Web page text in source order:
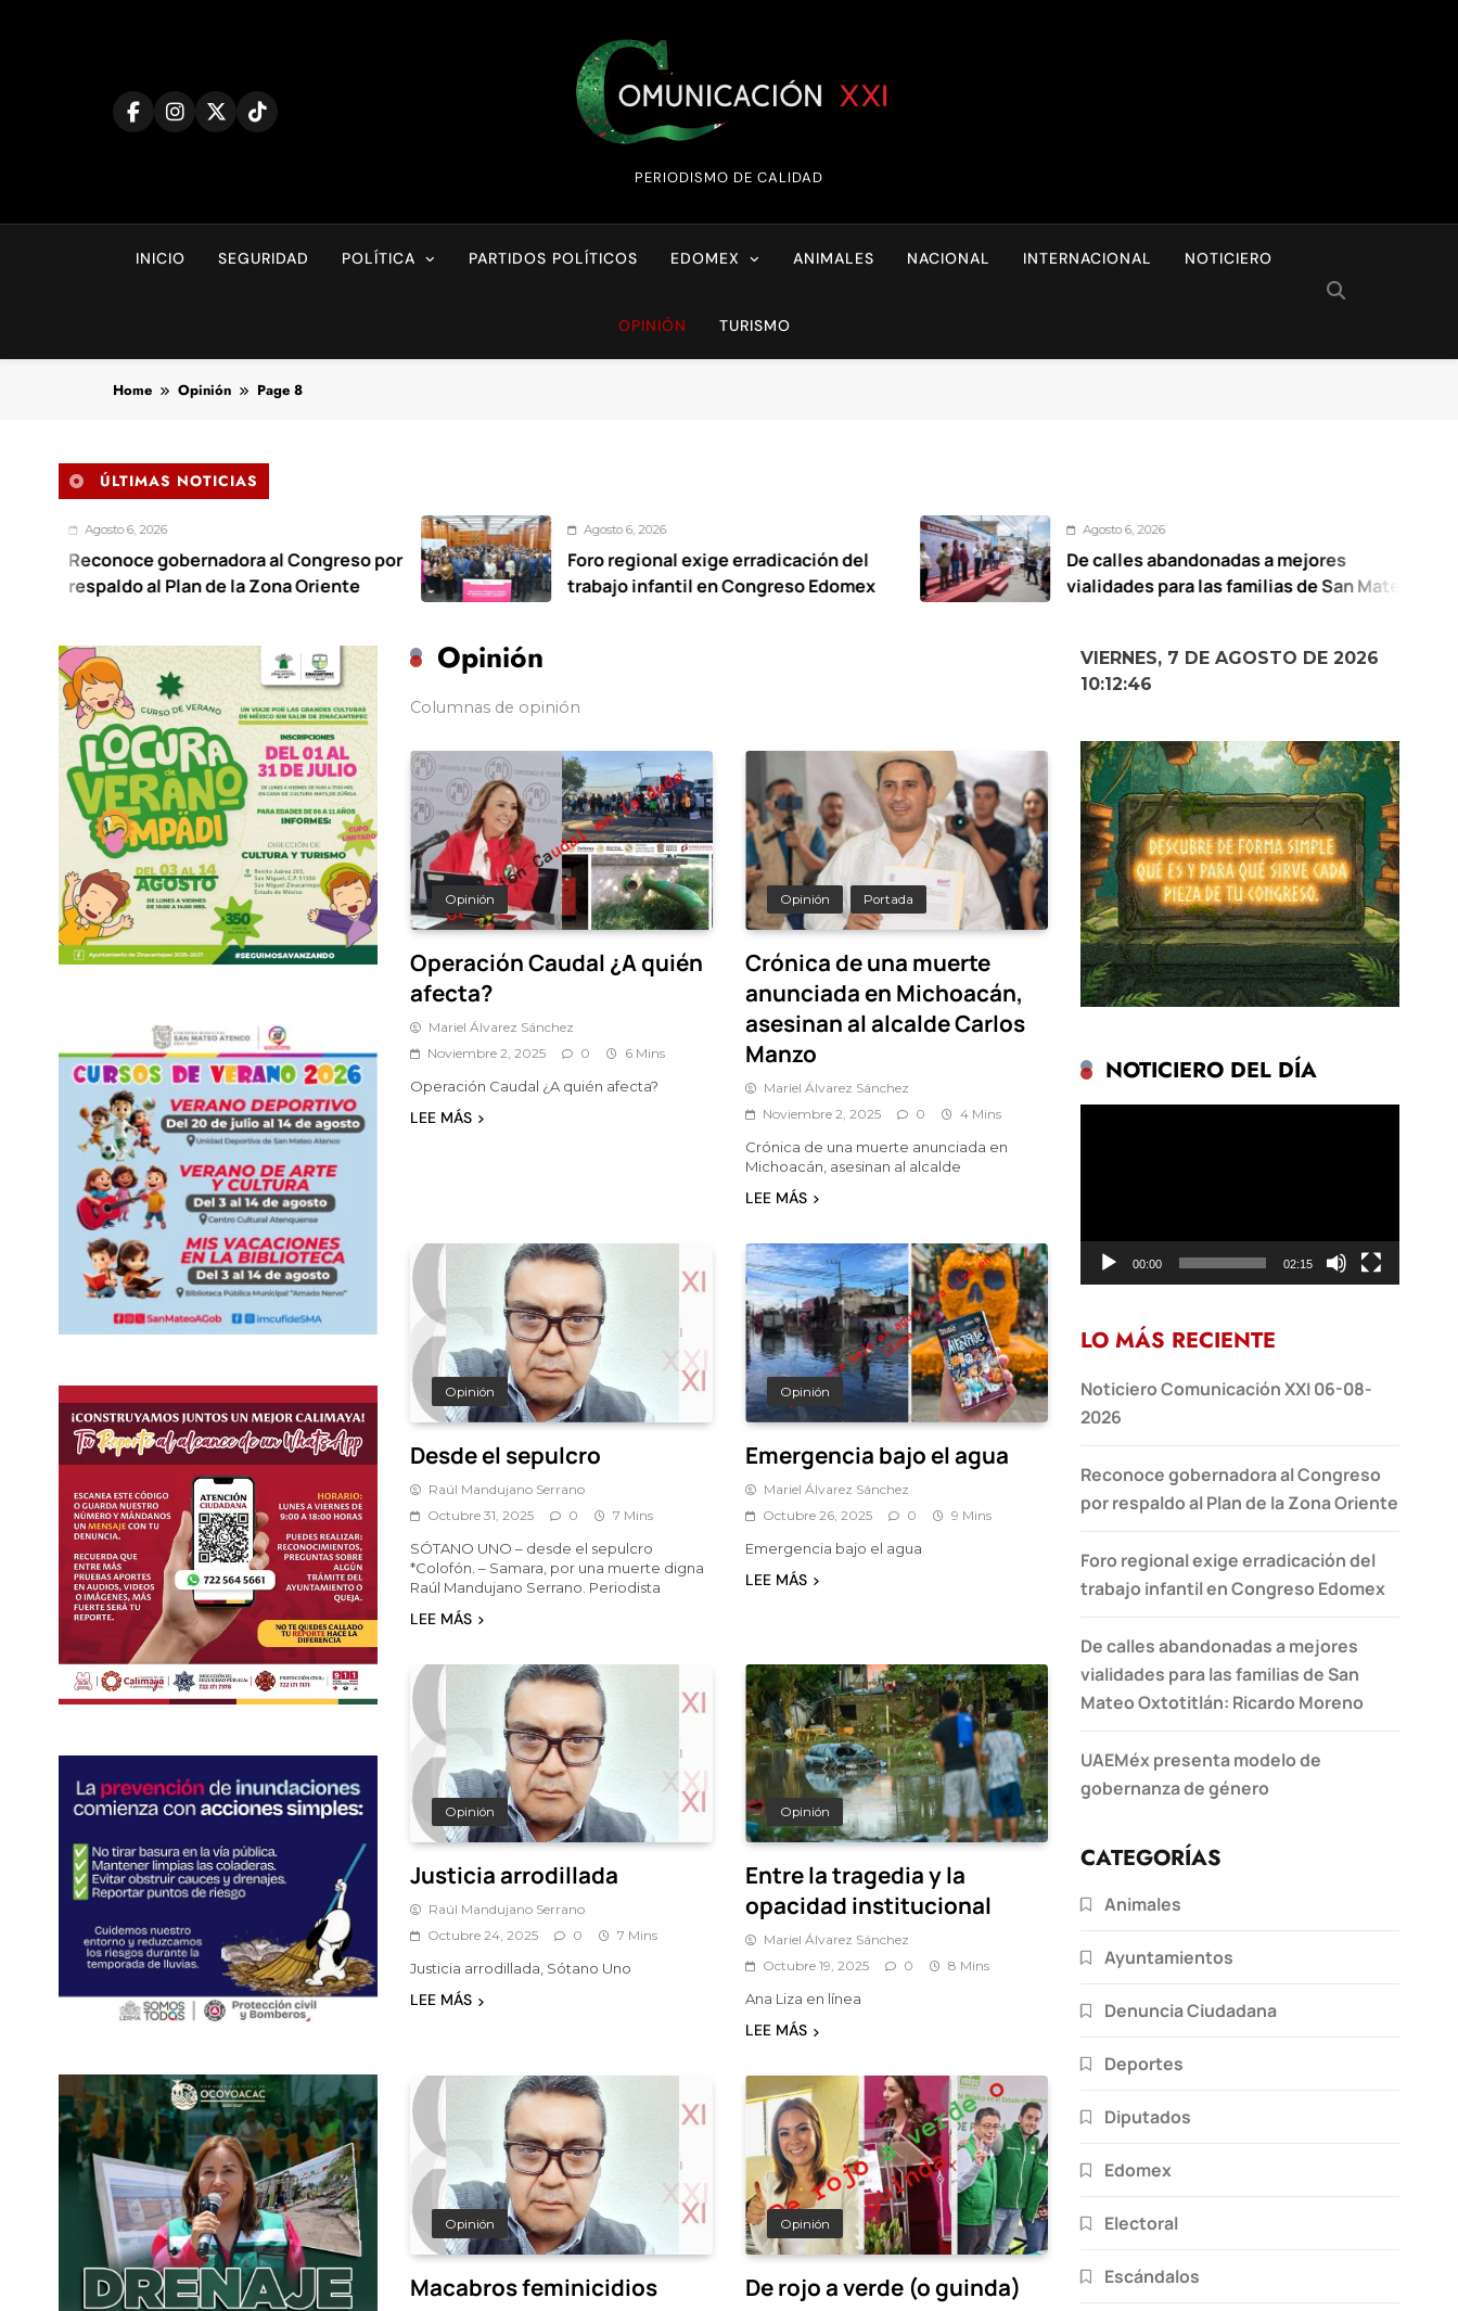
Comunicación XXI
PERIODISMO DE CALIDAD
INICIO SEGURIDAD POLÍTICA PARTIDOS POLÍTICOS EDOMEX ANIMALES NACIONAL INTERNACIONAL NOTICIERO
OPINIÓN TURISMO
Home Opinión Page 8
ÚLTIMAS NOTICIAS
gobernadora al Congreso por
Plan de la Zona Oriente
Agosto 6, 2026
Foro regional exige erradicación del
trabajo infantil en Congreso Edomex
Agosto 6, 2026
De calles abandonadas a mejores
vialidades para las familias de San Mateo
Opinión
Columnas de opinión
Opinión
Operación Caudal ¿A quién
afecta?
Mariel Álvarez Sánchez
Noviembre 2, 2025
0 6 Mins
Operación Caudal ¿A quién afecta?
LEE MÁS
Opinión Portada
Crónica de una muerte
anunciada en Michoacán,
asesinan al alcalde Carlos
Manzo
Mariel Álvarez Sánchez
Noviembre 2, 2025
0 4 Mins
Crónica de una muerte anunciada en
Michoacán, asesinan al alcalde
LEE MÁS
Opinión
Desde el sepulcro
Raúl Mandujano Serrano
Octubre 31, 2025
0 7 Mins
SÓTANO UNO – desde el sepulcro
*Colofón. – Samara, por una muerte digna
Raúl Mandujano Serrano. Periodista
LEE MÁS
Opinión
Emergencia bajo el agua
Mariel Álvarez Sánchez
Octubre 26, 2025
0 9 Mins
Emergencia bajo el agua
LEE MÁS
Opinión
Justicia arrodillada
Raúl Mandujano Serrano
Octubre 24, 2025
0 7 Mins
Justicia arrodillada, Sótano Uno
LEE MÁS
Opinión
Entre la tragedia y la
opacidad institucional
Mariel Álvarez Sánchez
Octubre 19, 2025
0 8 Mins
Ana Liza en línea
LEE MÁS
Opinión
Macabros feminicidios
Opinión
De rojo a verde (o guinda)
VIERNES, 7 DE AGOSTO DE 2026
10:12:47
NOTICIERO DEL DÍA
00:00 02:15
LO MÁS RECIENTE
Noticiero Comunicación XXI 06-08-
2026
Reconoce gobernadora al Congreso
por respaldo al Plan de la Zona Oriente
Foro regional exige erradicación del
trabajo infantil en Congreso Edomex
De calles abandonadas a mejores
vialidades para las familias de San
Mateo Oxtotitlán: Ricardo Moreno
UAEMéx presenta modelo de
gobernanza de género
CATEGORÍAS
Animales
Ayuntamientos
Denuncia Ciudadana
Deportes
Diputados
Edomex
Electoral
Escándalos